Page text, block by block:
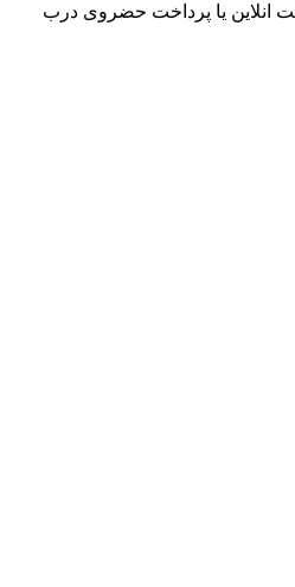
انلاین یا پرداخت حضروی درب